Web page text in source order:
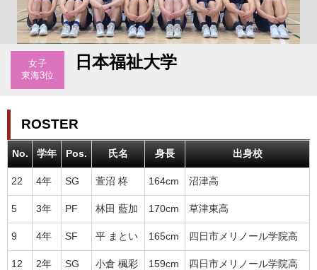
女子
東海3位
日本福祉大学
ROSTER
No. 学年 Pos. 氏名 身長 出身校
22 4年 SG 萱沼 柊 164cm 沼津高
5 3年 PF 林田 藍加 170cm 草津東高
9 4年 SF 平 まとい 165cm 四日市メリノール学院高
12 2年 SG 小倉 楓彩 159cm 四日市メリノール学院高